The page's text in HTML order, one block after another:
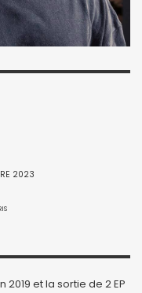
2023
et la sortie de 2 EP